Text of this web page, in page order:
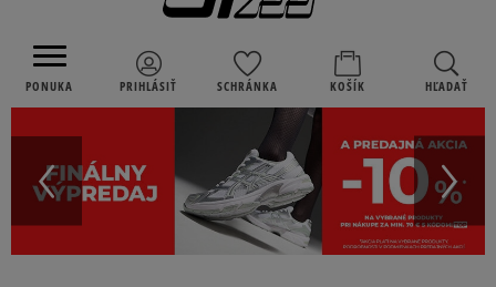
PONUKA PRIHLÁSIŤ SCHRÁNKA KOŠÍK HĽADAŤ